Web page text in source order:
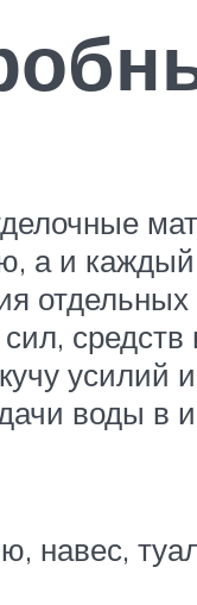
а и
отдельных
средств
усилий
воды в
навес,